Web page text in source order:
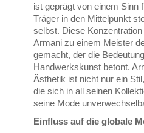
ist geprägt von einem Sinn
Träger in den Mittelpunkt
selbst. Diese
Armani zu einem Meister
gemacht, der die
Handwerkskunst betont.
Ästhetik ist nicht nur ein
die sich in all seinen
seine Mode
Einfluss auf die globale